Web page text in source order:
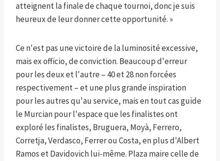
atteignent la finale de chaque tournoi, donc je suis
heureux de leur donner cette opportunité. »
Ce n'est pas une victoire de la luminosité excessive,
mais ex officio, de conviction. Beaucoup d'erreur
pour les deux et l'autre – 40 et 28 non forcées
respectivement – et une plus grande inspiration
pour les autres qu'au service, mais en tout cas guide
le Murcian pour l'espace que les finalistes ont
exploré les finalistes, Bruguera, Moyà, Ferrero,
Corretja, Verdasco, Ferrer ou Costa, en plus d'Albert
Ramos et Davidovich lui-même. Plaza maire celle de